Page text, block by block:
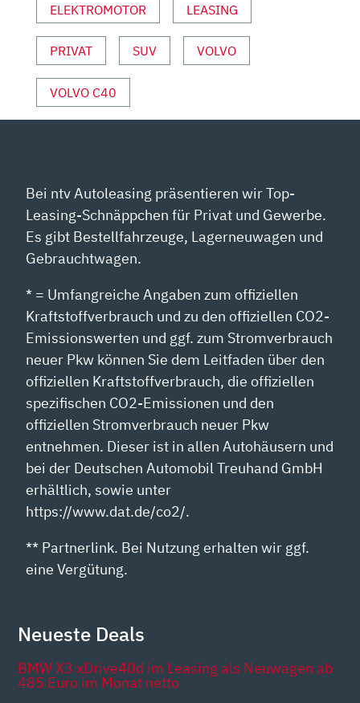
ANZEIGEN
ELEKTROMOTOR LEASING
PRIVAT SUV VOLVO
VOLVO C40
Bei ntv Autoleasing präsentieren wir Top-
Leasing-Schnäppchen für Privat und Gewerbe.
Es gibt Bestellfahrzeuge, Lagerneuwagen und
Gebrauchtwagen.
* = Umfangreiche Angaben zum offiziellen
Kraftstoffverbrauch und zu den offiziellen CO2-
Emissionswerten und ggf. zum Stromverbrauch
neuer Pkw können Sie dem Leitfaden über den
offiziellen Kraftstoffverbrauch, die offiziellen
spezifischen CO2-Emissionen und den
offiziellen Stromverbrauch neuer Pkw
entnehmen. Dieser ist in allen Autohäusern und
bei der Deutschen Automobil Treuhand GmbH
erhältlich, sowie unter
https://www.dat.de/co2/.
** Partnerlink. Bei Nutzung erhalten wir ggf.
eine Vergütung.
Neueste Deals
BMW X3 xDrive40d im Leasing als Neuwagen ab
485 Euro im Monat netto